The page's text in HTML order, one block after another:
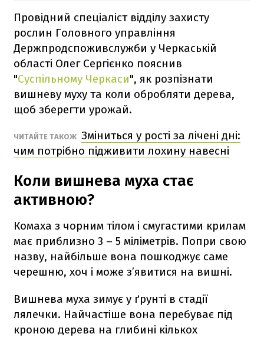
Провідний спеціаліст відділу захисту
рослин Головного управління
Держпродспоживслужби у Черкаській
області Олег Сергієнко пояснив
"Суспільному Черкаси", як розпізнати
вишневу муху та коли обробляти дерева,
щоб зберегти урожай.
ЧИТАЙТЕ ТАКОЖ Зміниться у рості за лічені дні:
чим потрібно підживити лохину навесні
Коли вишнева муха стає
активною?
Комаха з чорним тілом і смугастими крилам
має приблизно 3 – 5 міліметрів. Попри свою
назву, найбільше вона пошкоджує саме
черешню, хоч і може з’явитися на вишні.
Вишнева муха зимує у ґрунті в стадії
лялечки. Найчастіше вона перебуває під
кроною дерева на глибині кількох